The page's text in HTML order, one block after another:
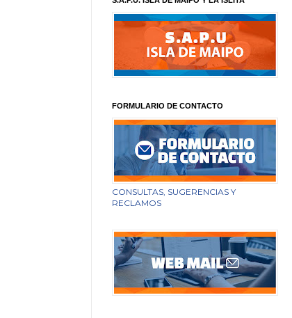
FORMULARIO DE CONTACTO
CONSULTAS, SUGERENCIAS Y
RECLAMOS